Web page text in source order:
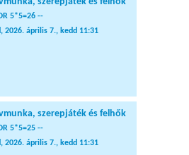
5*5=26 --
2026. április 7., kedd 11:31
szerepjáték és felhők
5*5=25 --
2026. április 7., kedd 11:31